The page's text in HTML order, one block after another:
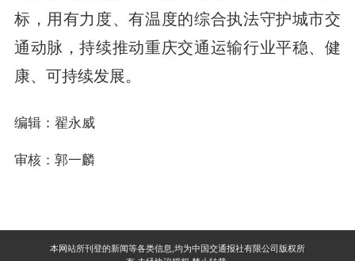
标，用有力度、有温度的综合执法守护城市交
通动脉，持续推动重庆交通运输行业平稳、健
康、可持续发展。
编辑：翟永威
审核：郭一麟
本网站所刊登的新闻等各类信息,均为中国交通报社有限公司版权所